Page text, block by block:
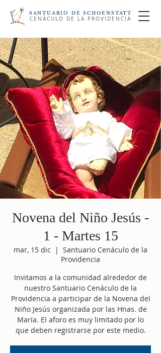
SANTUARIO DE SCHOENSTATT
CENÁCULO DE LA PROVIDENCIA
Novena del Niño Jesús -
1 - Martes 15
mar, 15 dic
  |
Santuario Cenáculo de la
Providencia
Invitamos a la comunidad alrededor de
nuestro Santuario Cenáculo de la
Providencia a participar de la Novena del
Niño Jesús organizada por las Hnas. de
María. El aforo es muy limitado por lo
que deben registrarse por este medio.